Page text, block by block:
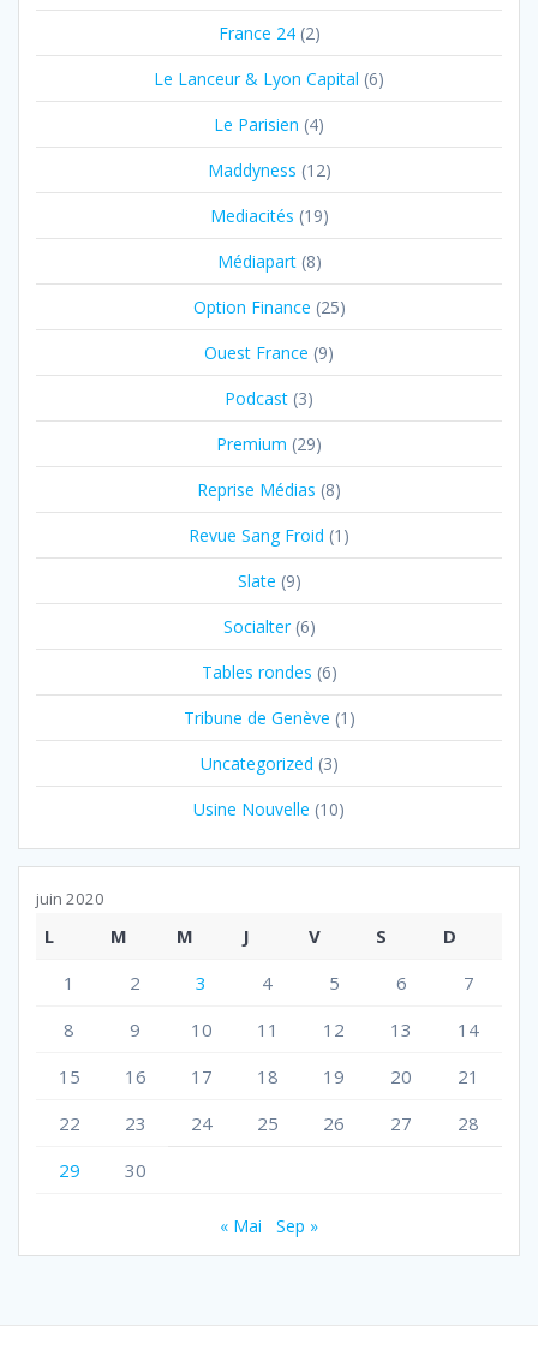
France 24(2)
Le Lanceur & Lyon Capital (6)
Le Parisien (4)
Maddyness (12)
Mediacités (19)
Médiapart(8)
Option Finance (25)
Ouest France (9)
Podcast (3)
Premium (29)
Reprise Médias (8)
Revue Sang Froid (1)
Slate (9)
Socialter(6)
Tables rondes (6)
Tribune de Genève (1)
Uncategorized (3)
Usine Nouvelle (10)
juin 2020
L M M J V S
D
1
2 3 4 5 6
7
8
9 10 11 12 13
14
15
16 17 18 19 20
21
22
23 24 25 26 27
28
29
30
« Mai Sep »